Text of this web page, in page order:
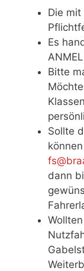
Die
Es
Bitte
Sollte
dann